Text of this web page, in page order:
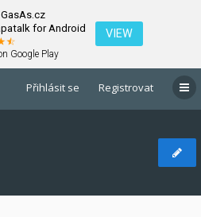
for Android
Google Play
VIEW
Přihlásit se Registrovat